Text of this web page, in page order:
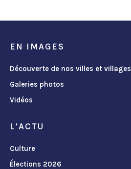
EN IMAGES
Découverte de nos villes et villages
Galeries photos
Vidéos
L'ACTU
Culture
Élections 2026